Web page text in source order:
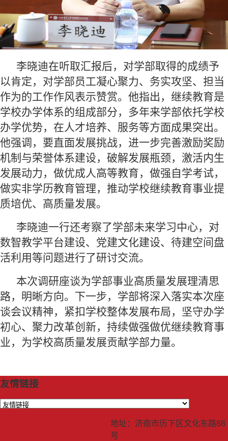
李晓迪在听取汇报后，对学部取得的成绩予
以肯定，对学部员工凝心聚力、务实攻坚、担当
作为的工作作风表示赞赏。他指出，继续教育是
学校办学体系的组成部分，多年来学部依托学校
办学优势，在人才培养、服务等方面成果突出。
他强调，要直面发展挑战，进一步完善激励奖励
机制与荣誉体系建设，破解发展瓶颈，激活内生
发展动力，做优成人高等教育，做强自学考试，
做实非学历教育管理，推动学校继续教育事业提
质培优、高质量发展。
李晓迪一行还考察了学部未来学习中心，对
数智教学平台建设、党建文化建设、待建空间盘
活利用等问题进行了研讨交流。
本次调研座谈为学部事业高质量发展理清思
路，明晰方向。下一步，学部将深入落实本次座
谈会议精神，紧扣学校整体发展布局，坚守办学
初心、聚力改革创新，持续做强做优继续教育事
业，为学校高质量发展贡献学部力量。
友情链接
地址：济南市历下区文化东路88
号